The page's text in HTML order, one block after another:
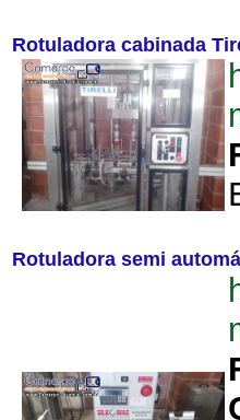
Rotuladora cabinada
Rotuladora semi